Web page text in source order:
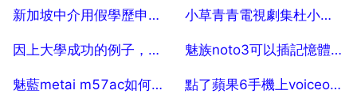
2025-07-29 2025-07-29
新加坡中介用假學歷申請sp中介要負責任嗎
2025-07-29
小草青青電視劇集杜小軍的扮演者是誰
2025-07-29
因上大學成功的例子，大學因交友而成功的名人
2025-07-29
魅族noto3可以插記憶體卡嗎
2025-07-29
魅藍metai m57ac如何回覆原廠設定 點了蘋果6手機上voiceover怎麼關閉